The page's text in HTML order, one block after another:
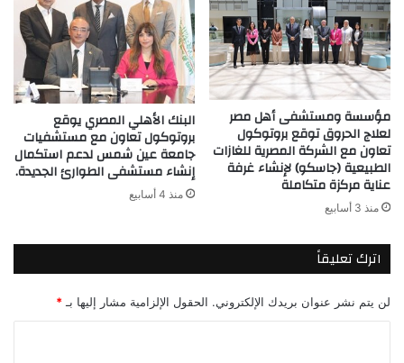
مؤسسة ومستشفى أهل مصر
لعلاج الحروق توقع بروتوكول
تعاون مع الشركة المصرية للغازات
الطبيعية (جاسكو) لإنشاء غرفة
عناية مركزة متكاملة
منذ 3 أسابيع
البنك الأهلي المصري يوقع
بروتوكول تعاون مع مستشفيات
جامعة عين شمس لدعم استكمال
إنشاء مستشفى الطوارئ الجديدة.
منذ 4 أسابيع
اترك تعليقاً
لن يتم نشر عنوان بريدك الإلكتروني. الحقول الإلزامية مشار إليها بـ *